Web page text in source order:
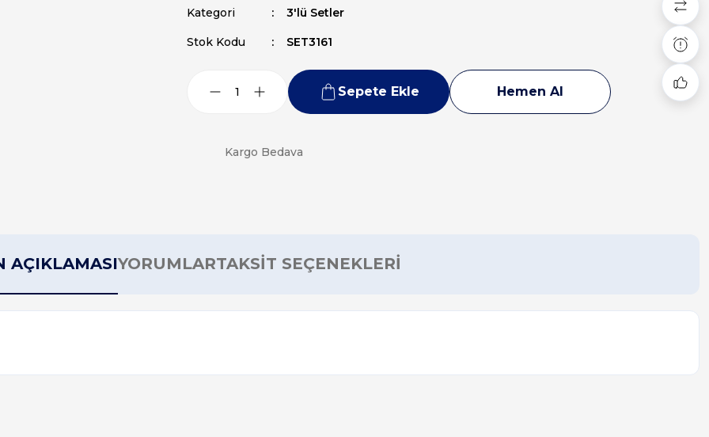
Kategori 3'lü Setler
Stok Kodu SET3161
Sepete Ekle Hemen Al
Kargo Bedava
AÇIKLAMASIYORUMLARTAKSİT SEÇENEKLERİ